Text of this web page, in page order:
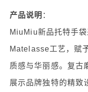
产品说明 ：
MiuMiu新品托特手
Matelasse工艺，赋
质感与华丽感。复古
展示品牌独特的精致